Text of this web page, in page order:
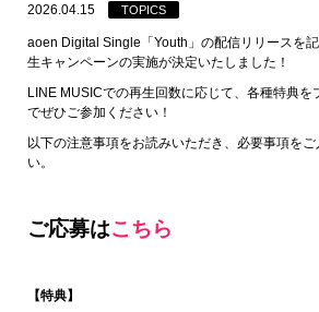
2026.04.15 TOPICS
aoen Digital Single「Youth」の配信リリースを
生キャンペーンの実施が決定いたしました！
LINE MUSICでの再生回数に応じて、各種特典を
でぜひご参加ください！
以下の注意事項をお読みいただき、必要事項を
い。
ご応募はこちら
【特典】